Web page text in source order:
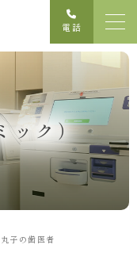
電話
ック）
子の歯医者